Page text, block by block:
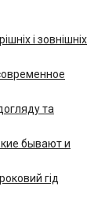
і зовнішніх
та
бывают и
гід